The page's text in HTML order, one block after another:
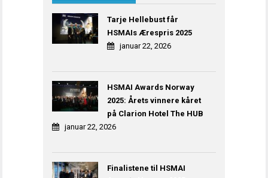
Tarje Hellebust får
HSMAIs Ærespris 2025
januar 22, 2026
HSMAI Awards Norway
2025: Årets vinnere kåret
på Clarion Hotel The HUB
januar 22, 2026
Finalistene til HSMAI